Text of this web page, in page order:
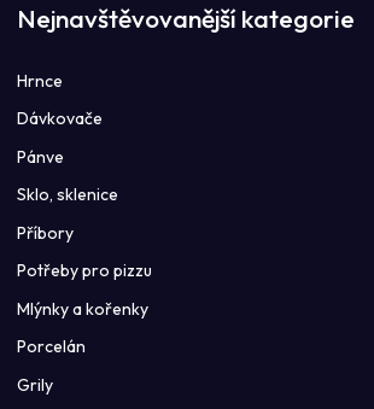
Nejnavštěvovanější kategorie
Hrnce
Dávkovače
Pánve
Sklo, sklenice
Příbory
Potřeby pro pizzu
Mlýnky a kořenky
Porcelán
Grily